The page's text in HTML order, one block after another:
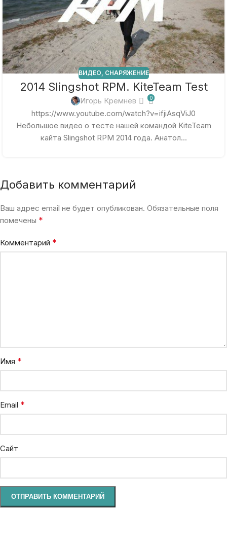
ВИДЕО СНАРЯЖЕНИЕ
2014 Slingshot RPM. KiteTeam Test
Игорь Кремнёв 0
https://www.youtube.com/watch?v=ifjiAsqViJ0
Небольшое видео о тесте нашей командой KiteTeam
кайта Slingshot RPM 2014 года. Анатол...
Добавить комментарий
Ваш адрес email не будет опубликован. Обязательные поля
помечены *
Комментарий *
Имя *
Email *
Сайт